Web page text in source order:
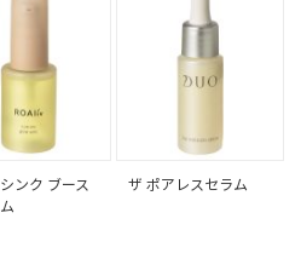
ンク ブース
ザ ポアレスセラム